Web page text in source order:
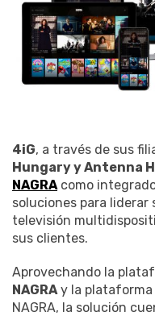
4iG, a través de sus
Hungary y Antenna
NAGRA como
soluciones para liderar
televisión
sus clientes.
Aprovechando la
NAGRA y la
NAGRA, la solución